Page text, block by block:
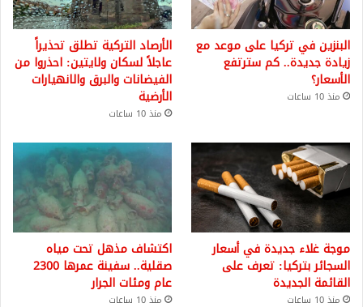
البنزين في تركيا على موعد مع
زيادة جديدة.. كم سترتفع
الأسعار؟
منذ 10 ساعات
الأرصاد التركية تطلق تحذيراً
عاجلاً لسكان ولايتين: احذروا من
الفيضانات والبرق والانهيارات
الأرضية
منذ 10 ساعات
موجة غلاء جديدة في أسعار
السجائر بتركيا: تعرف على
القائمة الجديدة
منذ 10 ساعات
اكتشاف مذهل تحت مياه
صقلية.. سفينة عمرها 2300
عام ومئات الجرار
منذ 10 ساعات